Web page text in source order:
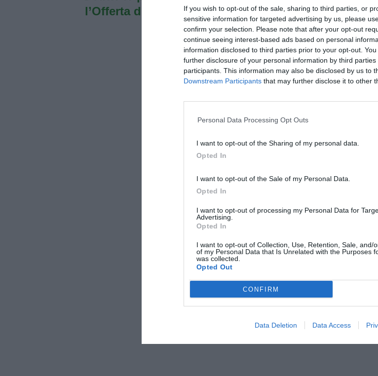
If you wish to opt-out of the sale, sharing to third parties, or
sensitive information for targeted advertising by us, please
confirm your selection. Please note that after your opt-out
continue seeing interest-based ads based on personal
information disclosed to third parties prior to your opt-out.
further disclosure of your personal information by third parties
participants. This information may also be disclosed by us to
Downstream Participants that may further disclose it to other
Personal Data Processing Opt Outs
I want to opt-out of the Sharing of my personal data.
Opted In
I want to opt-out of the Sale of my Personal Data.
Opted In
I want to opt-out of processing my Personal Data for
Advertising.
Opted In
I want to opt-out of Collection, Use, Retention, Sale, and/
of my Personal Data that Is Unrelated with the Purposes
was collected.
Opted Out
CONFIRM
Data Deletion Data Access
l’Offerta di TIMVISION con DAZN!